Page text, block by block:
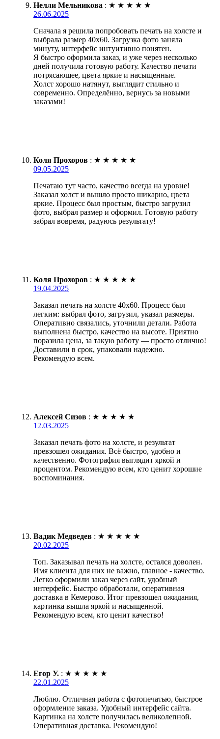
Нелли Мельникова : ★ ★ ★ ★ ★
26.06.2025
Сначала я решила попробовать печать на холсте и
выбрала размер 40х60. Загрузка фото заняла
минуту, интерфейс интуитивно понятен.
Я быстро оформила заказ, и уже через несколько
дней получила готовую работу. Качество печати
потрясающее, цвета яркие и насыщенные.
Холст хорошо натянут, выглядит стильно и
современно. Определённо, вернусь за новыми
заказами!
Коля Прохоров : ★ ★ ★ ★ ★
09.05.2025
Печатаю тут часто, качество всегда на уровне!
Заказал холст и вышло просто шикарно, цвета
яркие. Процесс был простым, быстро загрузил
фото, выбрал размер и оформил. Готовую работу
забрал вовремя, радуюсь результату!
Коля Прохоров : ★ ★ ★ ★ ★
19.04.2025
Заказал печать на холсте 40х60. Процесс был
легким: выбрал фото, загрузил, указал размеры.
Оперативно связались, уточнили детали. Работа
выполнена быстро, качество на высоте. Приятно
поразила цена, за такую работу — просто отлично!
Доставили в срок, упаковали надежно.
Рекомендую всем.
Алексей Сизов : ★ ★ ★ ★ ★
12.03.2025
Заказал печать фото на холсте, и результат
превзошел ожидания. Всё быстро, удобно и
качественно. Фотография выглядит яркой и
процентом. Рекомендую всем, кто ценит хорошие
воспоминания.
Вадик Медведев : ★ ★ ★ ★ ★
20.02.2025
Топ. Заказывал печать на холсте, остался доволен.
Имя клиента для них не важно, главное - качество.
Легко оформили заказ через сайт, удобный
интерфейс. Быстро обработали, оперативная
доставка в Кемерово. Итог превзошел ожидания,
картинка вышла яркой и насыщенной.
Рекомендую всем, кто ценит качество!
Егор У. : ★ ★ ★ ★ ★
22.01.2025
Люблю. Отличная работа с фотопечатью, быстрое
оформление заказа. Удобный интерфейс сайта.
Картинка на холсте получилась великолепной.
Оперативная доставка. Рекомендую!